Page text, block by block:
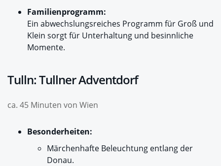
Familienprogramm:
Ein abwechslungsreiches Programm für Groß und
Klein sorgt für Unterhaltung und besinnliche
Momente.
Tulln: Tullner Adventdorf
ca. 45 Minuten von Wien
Besonderheiten:
Märchenhafte Beleuchtung entlang der
Donau.